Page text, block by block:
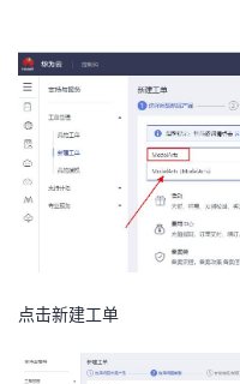
的
博
客
我
的
论
我
的
子
我
直
的
我
我
点击新建工单